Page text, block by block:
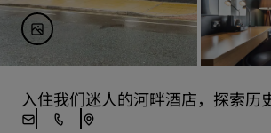
入住我们迷人的河畔酒店，探索历